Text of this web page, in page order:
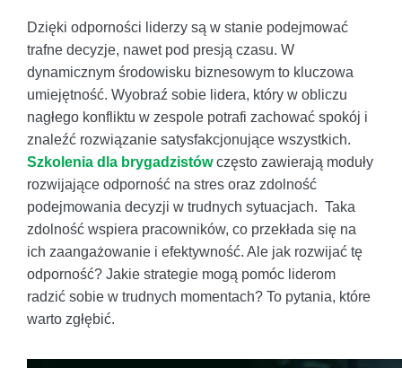
Dzięki odporności liderzy są w stanie podejmować
trafne decyzje, nawet pod presją czasu. W
dynamicznym środowisku biznesowym to kluczowa
umiejętność. Wyobraź sobie lidera, który w obliczu
nagłego konfliktu w zespole potrafi zachować spokój i
znaleźć rozwiązanie satysfakcjonujące wszystkich.
Szkolenia dla brygadzistówczęsto zawierają moduły
rozwijające odporność na stres oraz zdolność
podejmowania decyzji w trudnych sytuacjach. Taka
zdolność wspiera pracowników, co przekłada się na
ich zaangażowanie i efektywność. Ale jak rozwijać tę
odporność? Jakie strategie mogą pomóc liderom
radzić sobie w trudnych momentach? To pytania, które
warto zgłębić.